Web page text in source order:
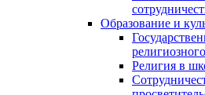
Образование и
Религия в